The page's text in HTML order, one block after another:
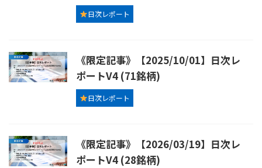
日次レポート
《限定記事》【2025/10/01】日次レ
ポートV4 (71銘柄)
日次レポート
《限定記事》【2026/03/19】日次レ
ポートV4 (28銘柄)